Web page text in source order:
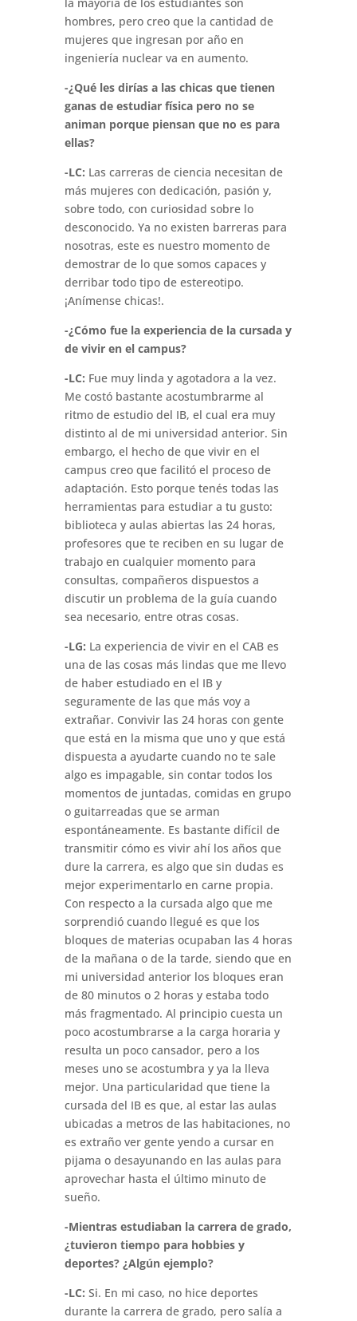
la mayoría de los estudiantes son
hombres, pero creo que la cantidad de
mujeres que ingresan por año en
ingeniería nuclear va en aumento.
-¿Qué les dirías a las chicas que tienen
ganas de estudiar física pero no se
animan porque piensan que no es para
ellas?
-LC: Las carreras de ciencia necesitan de
más mujeres con dedicación, pasión y,
sobre todo, con curiosidad sobre lo
desconocido. Ya no existen barreras para
nosotras, este es nuestro momento de
demostrar de lo que somos capaces y
derribar todo tipo de estereotipo.
¡Anímense chicas!.
-¿Cómo fue la experiencia de la cursada y
de vivir en el campus?
-LC: Fue muy linda y agotadora a la vez.
Me costó bastante acostumbrarme al
ritmo de estudio del IB, el cual era muy
distinto al de mi universidad anterior. Sin
embargo, el hecho de que vivir en el
campus creo que facilitó el proceso de
adaptación. Esto porque tenés todas las
herramientas para estudiar a tu gusto:
biblioteca y aulas abiertas las 24 horas,
profesores que te reciben en su lugar de
trabajo en cualquier momento para
consultas, compañeros dispuestos a
discutir un problema de la guía cuando
sea necesario, entre otras cosas.
-LG: La experiencia de vivir en el CAB es
una de las cosas más lindas que me llevo
de haber estudiado en el IB y
seguramente de las que más voy a
extrañar. Convivir las 24 horas con gente
que está en la misma que uno y que está
dispuesta a ayudarte cuando no te sale
algo es impagable, sin contar todos los
momentos de juntadas, comidas en grupo
o guitarreadas que se arman
espontáneamente. Es bastante difícil de
transmitir cómo es vivir ahí los años que
dure la carrera, es algo que sin dudas es
mejor experimentarlo en carne propia.
Con respecto a la cursada algo que me
sorprendió cuando llegué es que los
bloques de materias ocupaban las 4 horas
de la mañana o de la tarde, siendo que en
mi universidad anterior los bloques eran
de 80 minutos o 2 horas y estaba todo
más fragmentado. Al principio cuesta un
poco acostumbrarse a la carga horaria y
resulta un poco cansador, pero a los
meses uno se acostumbra y ya la lleva
mejor. Una particularidad que tiene la
cursada del IB es que, al estar las aulas
ubicadas a metros de las habitaciones, no
es extraño ver gente yendo a cursar en
pijama o desayunando en las aulas para
aprovechar hasta el último minuto de
sueño.
-Mientras estudiaban la carrera de grado,
¿tuvieron tiempo para hobbies y
deportes? ¿Algún ejemplo?
-LC: Si. En mi caso, no hice deportes
durante la carrera de grado, pero salía a